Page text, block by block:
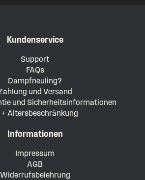
Kundenservice
Support
FAQs
Dampfneuling?
und Versand
und Sicherheitsinformationen
+ Altersbeschränkung
Informationen
Impressum
AGB
Widerrufsbelehrung